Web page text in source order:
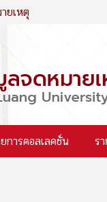
ยเหตุ
การคอลเลคชั่น ร